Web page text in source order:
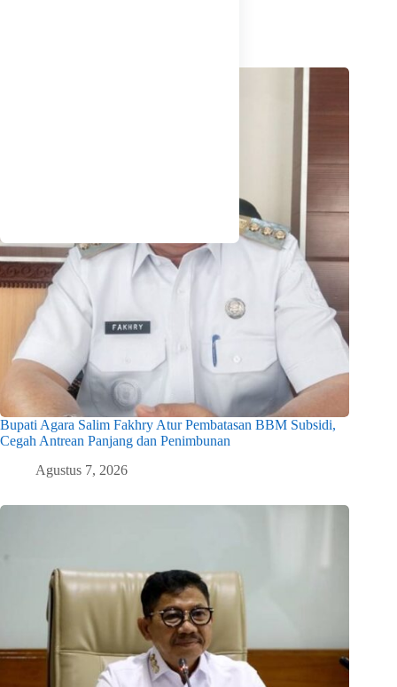
Bupati Agara Salim Fakhry Atur Pembatasan BBM Subsidi,
Cegah Antrean Panjang dan Penimbunan
Agustus 7, 2026